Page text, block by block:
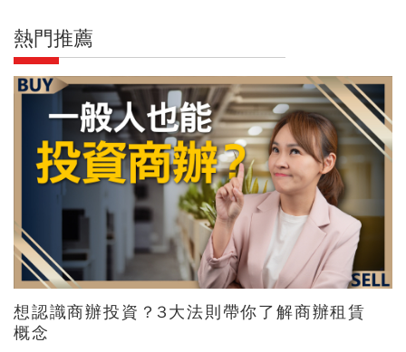
熱門推薦
想認識商辦投資？3大法則帶你了解商辦租賃
概念